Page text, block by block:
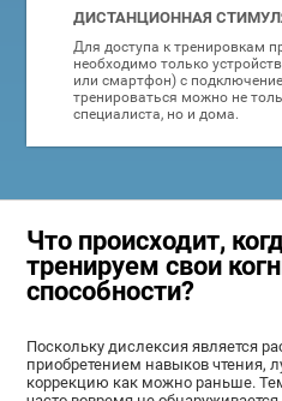
ДИСТАНЦИОННАЯ
Для доступа к тренировкам
необходимо только
или смартфон) с
тренироваться можно не
специалиста, но и дома.
Что происходит,
тренируем свои
способности?
Поскольку дислексия является
приобретением навыков чтения,
коррекцию как можно раньше.